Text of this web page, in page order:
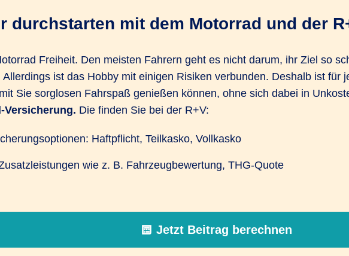
durchstarten mit dem Motorrad und der
Freiheit. Den meisten Fahrern geht es nicht darum, ihr Ziel so
ist das Hobby mit einigen Risiken verbunden. Deshalb ist für
Sie sorglosen Fahrspaß genießen können, ohne sich dabei in
Versicherung. Die finden Sie bei der R+V:
Haftpflicht, Teilkasko, Vollkasko
wie z. B. Fahrzeugbewertung, THG-Quote
Jetzt Beitrag berechnen